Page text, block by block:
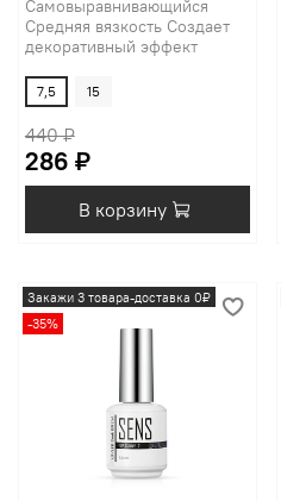
Самовыравнивающийся
Средняя вязкость Создает
декоративный эффект
7,5 15
440 ₽
286 ₽
В корзину
Закажи 3 товара-доставка 0₽
-35%